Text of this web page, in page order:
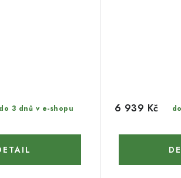
do 3 dnů v e-shopu 6 939 Kč